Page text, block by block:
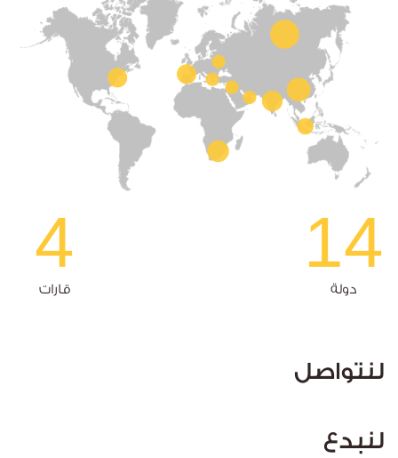
14
دولة
4
قارات
لنتواصل
لنبدع